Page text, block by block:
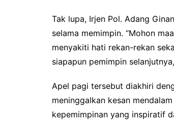
Tak lupa, Irjen Pol. Adang
selama memimpin. “Mohon
menyakiti hati rekan-rekan
siapapun pemimpin
Apel pagi tersebut diakhiri
meninggalkan kesan
kepemimpinan yang inspiratif